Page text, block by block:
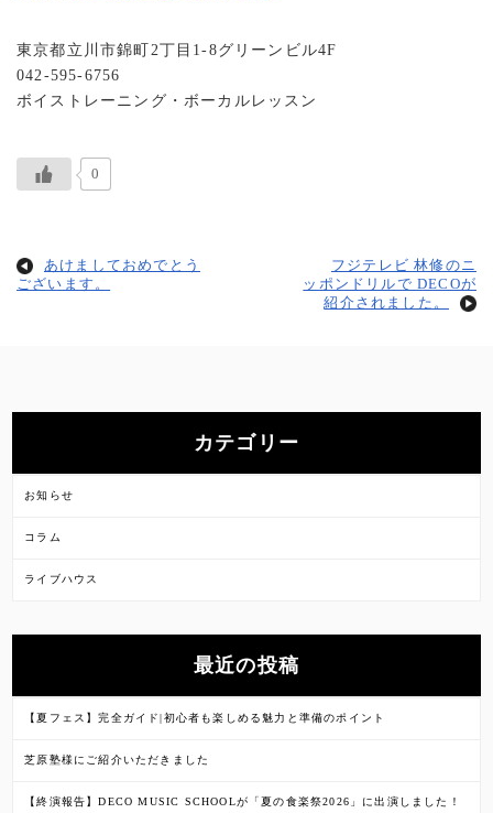
東京都立川市錦町2丁目1-8グリーンビル4F
042-595-6756
ボイストレーニング・ボーカルレッスン
0
あけましておめでとう
ございます。
フジテレビ 林修のニ
ッポンドリルで DECOが
紹介されました。
カテゴリー
お知らせ
コラム
ライブハウス
最近の投稿
【夏フェス】完全ガイド|初心者も楽しめる魅力と準備のポイント
芝原塾様にご紹介いただきました
【終演報告】DECO MUSIC SCHOOLが「夏の食楽祭2026」に出演しました！